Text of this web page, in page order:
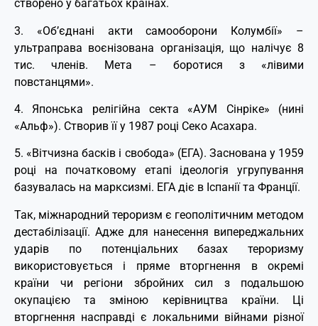
створено у багатьох країнах.
3. «Об’єднані акти самооборони Колумбії» –
ультраправа воєнізована організація, що налічує 8
тис. членів. Мета – боротися з «лівими
повстанцями».
4. Японська релігійна секта «АУМ Сінріке» (нині
«Альф»). Створив її у 1987 році Секо Асахара.
5. «Вітчизна басків і свобода» (ЕГА). Заснована у 1959
році на початковому етапі ідеологія угрупування
базувалась на марксизмі. ЕГА діє в Іспанії та Франції.
Так, міжнародний тероризм є геополітичним методом
дестабілізації. Адже для нанесення випереджальних
ударів по потенціальних базах тероризму
використовується і пряме вторгнення в окремі
країни чи регіони збройних сил з подальшою
окупацією та зміною керівництва країни. Ці
вторгнення насправді є локальними війнами різної